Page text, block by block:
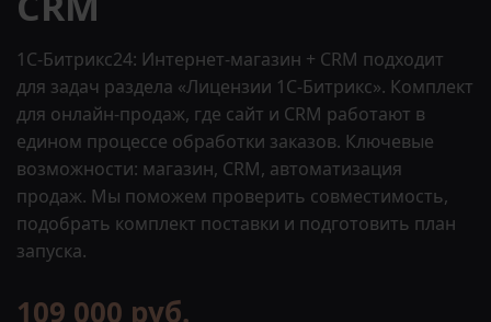
1С-Битрикс24: Интернет-магазин + CRM подходит
для задач раздела «Лицензии 1С-Битрикс». Комплект
для онлайн-продаж, где сайт и CRM работают в
едином процессе обработки заказов. Ключевые
возможности: магазин, CRM, автоматизация
продаж. Мы поможем проверить совместимость,
подобрать комплект поставки и подготовить план
запуска.
109 000 руб.